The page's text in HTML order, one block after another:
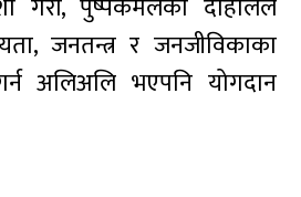
पुष्पकमलका दाहालले
जनतन्त्र र जनजीविकाका
अलिअलि भएपनि योगदान